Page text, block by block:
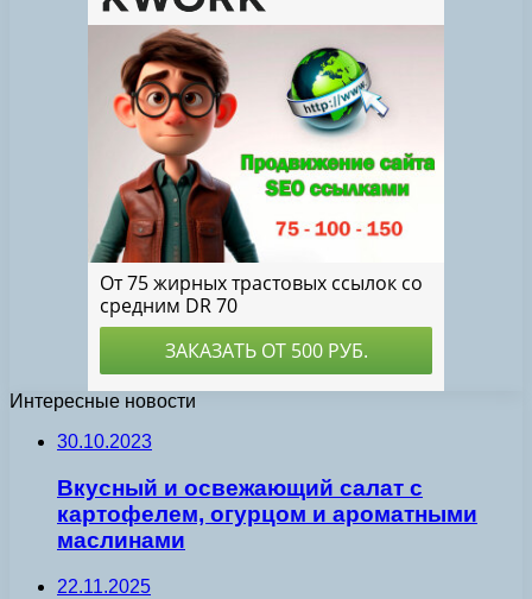
Интересные новости
30.10.2023
Вкусный и освежающий салат с
картофелем, огурцом и ароматными
маслинами
22.11.2025